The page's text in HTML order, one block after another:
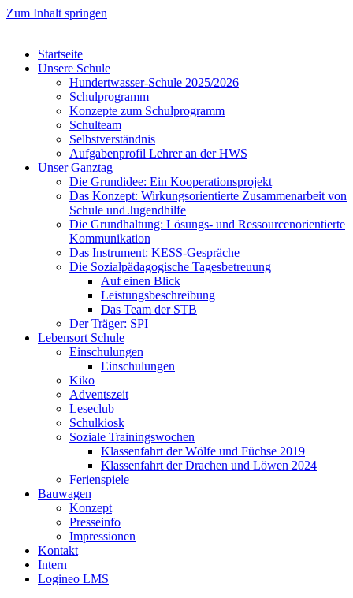
Zum Inhalt springen
Startseite
Unsere Schule
Hundertwasser-Schule 2025/2026
Schulprogramm
Konzepte zum Schulprogramm
Schulteam
Selbst­ver­ständ­nis
Aufgabenprofil Lehrer an der HWS
Unser Ganztag
Die Grundidee: Ein Kooperationsprojekt
Das Konzept: Wirkungsorientierte Zusammenarbeit von
Schule und Jugendhilfe
Die Grundhaltung: Lösungs- und Ressourcenorientierte
Kommunikation
Das Instrument: KESS-Gespräche
Die Sozialpädagogische Tagesbetreuung
Auf einen Blick
Leistungsbeschreibung
Das Team der STB
Der Träger: SPI
Lebensort Schule
Einschulungen
Einschulungen
Kiko
Adventszeit
Leseclub
Schulkiosk
Soziale Trainingswochen
Klassenfahrt der Wölfe und Füchse 2019
Klassenfahrt der Drachen und Löwen 2024
Ferienspiele
Bauwagen
Konzept
Presseinfo
Impressionen
Kontakt
Intern
Logineo LMS